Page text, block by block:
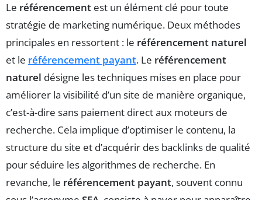
Le référencement est un élément clé pour toute
stratégie de marketing numérique. Deux méthodes
principales en ressortent : le référencement naturel
et le référencement payant. Le référencement
naturel désigne les techniques mises en place pour
améliorer la visibilité d’un site de manière organique,
c’est-à-dire sans paiement direct aux moteurs de
recherche. Cela implique d’optimiser le contenu, la
structure du site et d’acquérir des backlinks de qualité
pour séduire les algorithmes de recherche. En
revanche, le référencement payant, souvent connu